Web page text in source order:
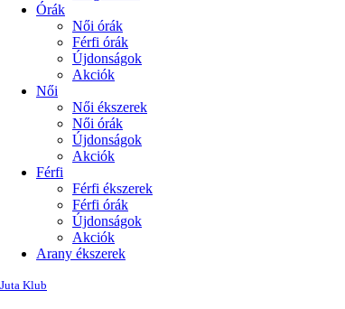
Órák
Női órák
Férfi órák
Újdonságok
Akciók
Női
Női ékszerek
Női órák
Újdonságok
Akciók
Férfi
Férfi ékszerek
Férfi órák
Újdonságok
Akciók
Arany ékszerek
Juta Klub